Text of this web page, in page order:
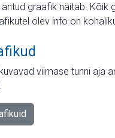
graafik näitab. Kõik
olev info on
viimase tunni aja